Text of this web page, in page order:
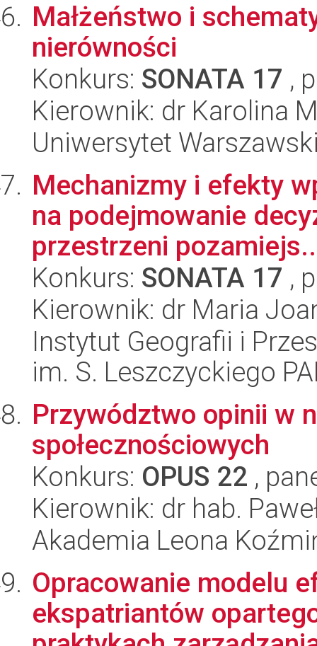
Małżeństwo i
nierówności
Konkurs: SONATA 17 ,
Kierownik: dr Karolina
Uniwersytet
Mechanizmy i efekty
na podejmowanie
przestrzeni
Konkurs: SONATA 17 ,
Kierownik: dr Maria
Instytut Geografii i
im. S. Leszczyckiego
Przywództwo opinii w
społecznościowych
Konkurs: OPUS 22 ,
Kierownik: dr hab.
Akademia Leona
Opracowanie modelu
ekspatriantów